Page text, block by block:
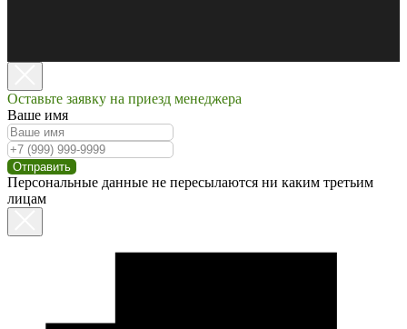
Оставьте заявку на приезд менеджера
Ваше имя
Отправить
Персональные данные не пересылаются ни каким третьим
лицам